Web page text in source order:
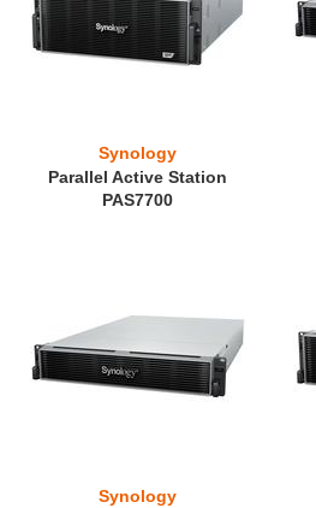
Synology
Parallel Active Station
PAS7700
Synology